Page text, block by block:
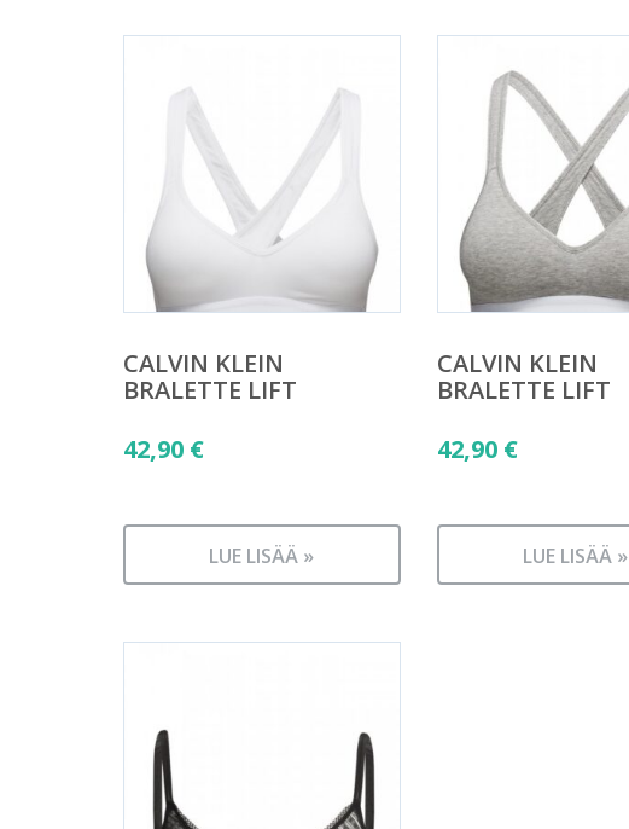
CALVIN KLEIN
BRALETTE LIFT
42,90 €
LUE LISÄÄ »
CALVIN KLEIN
BRALETTE LIFT
42,90 €
LUE LISÄÄ »